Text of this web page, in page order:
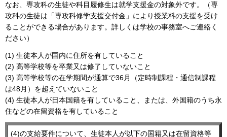
なお、専攻科の生徒や科目履修生は就学支援金の対象外です。（専
攻科の生徒は「専攻科修学支援交付金」により授業料の支援を受け
ることができる場合があります。詳しくは学校の事務室へご連絡く
ださい）
(1) 生徒本人が国内に住所を有していること
(2) 高等学校等を卒業又は修了していないこと
(3) 高等学校等の在学期間が通算で36月（定時制課程・通信制課程
は48月）を超えていないこと
(4) 生徒本人が日本国籍を有していること、または、外国籍のうち永
住などの在留資格を有していること
(4)の支給要件について、生徒本人が以下の国籍又は在留資格等